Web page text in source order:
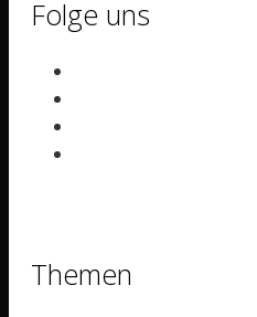
Folge uns
Themen